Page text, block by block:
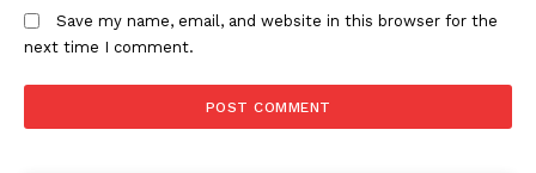
Save my name, email, and website in this browser for the
next time I comment.